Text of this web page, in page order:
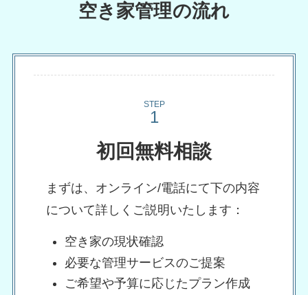
空き家管理の流れ
STEP
初回無料相談
まずは、オンライン/電話にて下の内容
について詳しくご説明いたします：
空き家の現状確認
必要な管理サービスのご提案
ご希望や予算に応じたプラン作成